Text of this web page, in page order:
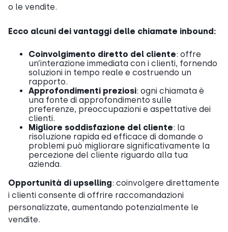
o le vendite.
Ecco alcuni dei vantaggi delle chiamate inbound:
Coinvolgimento diretto del cliente: offre
un’interazione immediata con i clienti, fornendo
soluzioni in tempo reale e costruendo un
rapporto.
Approfondimenti preziosi: ogni chiamata è
una fonte di approfondimento sulle
preferenze, preoccupazioni e aspettative dei
clienti.
Migliore soddisfazione del cliente: la
risoluzione rapida ed efficace di domande o
problemi può migliorare significativamente la
percezione del cliente riguardo alla tua
azienda.
Opportunità di upselling: coinvolgere direttamente
i clienti consente di offrire raccomandazioni
personalizzate, aumentando potenzialmente le
vendite.